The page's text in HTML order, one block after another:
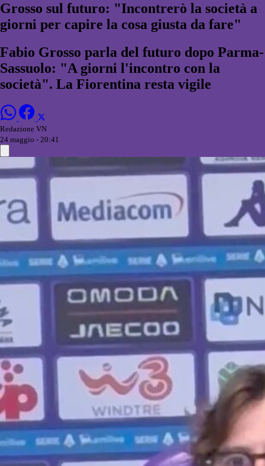
Grosso sul futuro: "Incontrerò la società a
giorni per capire la cosa giusta da fare"
Fabio Grosso parla del futuro dopo Parma-
Sassuolo: "A giorni l'incontro con la
società". La Fiorentina resta vigile
Redazione VN
24 maggio - 20:41